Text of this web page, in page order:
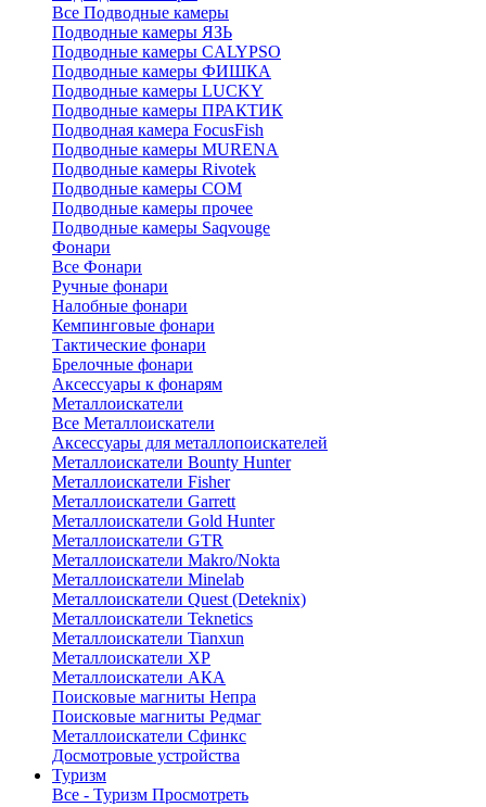
Все Подводные камеры
Подводные камеры ЯЗЬ
Подводные камеры CALYPSO
Подводные камеры ФИШКА
Подводные камеры LUCKY
Подводные камеры ПРАКТИК
Подводная камера FocusFish
Подводные камеры MURENA
Подводные камеры Rivotek
Подводные камеры СОМ
Подводные камеры прочее
Подводные камеры Saqvouge
Фонари
Все Фонари
Ручные фонари
Налобные фонари
Кемпинговые фонари
Тактические фонари
Брелочные фонари
Аксессуары к фонарям
Металлоискатели
Все Металлоискатели
Аксессуары для металлопоискателей
Металлоискатели Bounty Hunter
Металлоискатели Fisher
Металлоискатели Garrett
Металлоискатели Gold Hunter
Металлоискатели GTR
Металлоискатели Makro/Nokta
Металлоискатели Minelab
Металлоискатели Quest (Deteknix)
Металлоискатели Teknetics
Металлоискатели Tianxun
Металлоискатели XP
Металлоискатели АКА
Поисковые магниты Непра
Поисковые магниты Редмаг
Металлоискатели Сфинкс
Досмотровые устройства
Туризм
Все - Туризм Просмотреть